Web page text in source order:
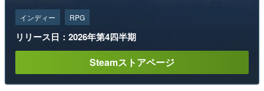
インディー RPG
リリース日：2026年第4四半期
Steamストアページ